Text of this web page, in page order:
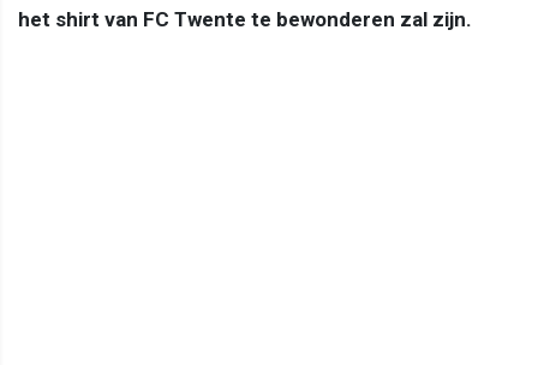
het shirt van FC Twente te bewonderen zal zijn.